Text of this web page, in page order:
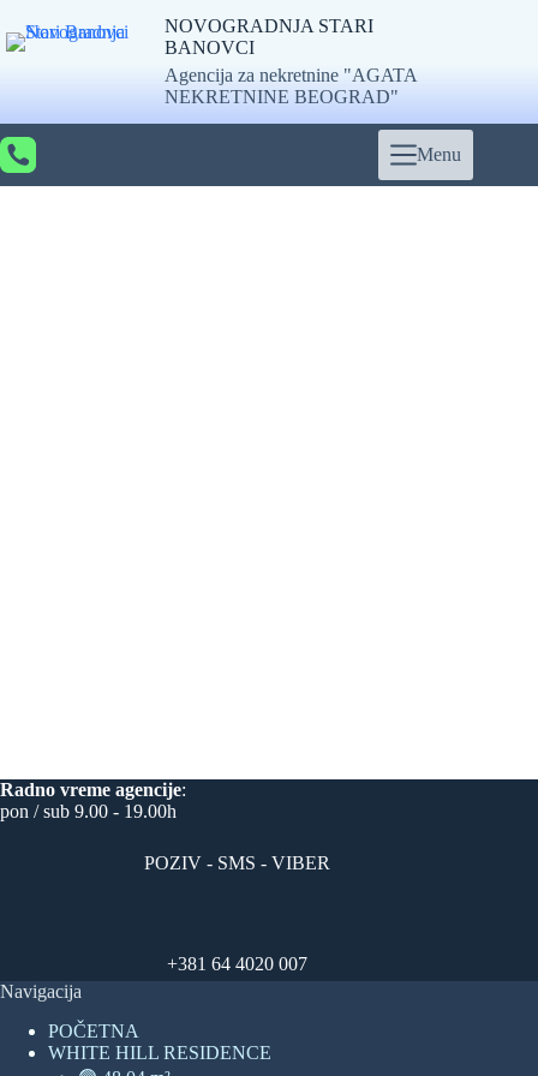
to
content
NOVOGRADNJA STARI
BANOVCI
Agencija za nekretnine "AGATA
NEKRETNINE BEOGRAD"
Menu
Radno vreme agencije:
pon / sub 9.00 - 19.00h
POZIV - SMS - VIBER
+381 64 4020 007
Navigacija
POČETNA
WHITE HILL RESIDENCE